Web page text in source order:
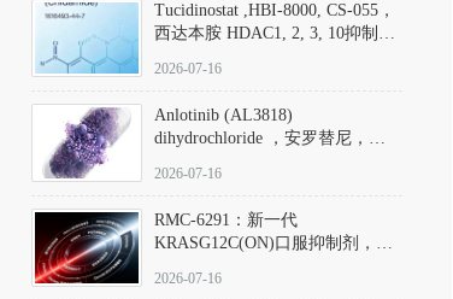
Tucidinostat ,HBI-8000, CS-055，
西达本胺 HDAC1, 2, 3, 10抑制剂
D808567) - DKM活性分子
2026-07-16
Anlotinib (AL3818)
dihydrochloride ，安罗替尼，
Hydrochloride实验方法步骤SOP
2026-07-16
RMC-6291：新一代
KRASG12C(ON)口服抑制剂，
(Elironrasib)CAS#2641998-63-0
2026-07-16